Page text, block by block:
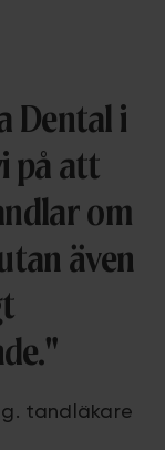
Dental i
på att
om
även
tandläkare